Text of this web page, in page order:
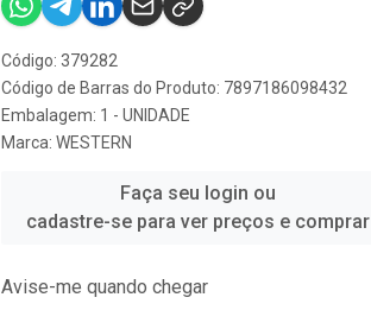
Código: 379282
Código de Barras do Produto: 7897186098432
Embalagem: 1 - UNIDADE
Marca: WESTERN
Faça seu login ou
cadastre-se para ver preços e comprar
Avise-me quando chegar